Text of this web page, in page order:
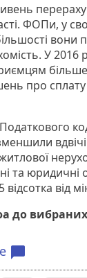
ФОПи, у
вони
У 2016
про
та юридичні
від
до
chat_bubble